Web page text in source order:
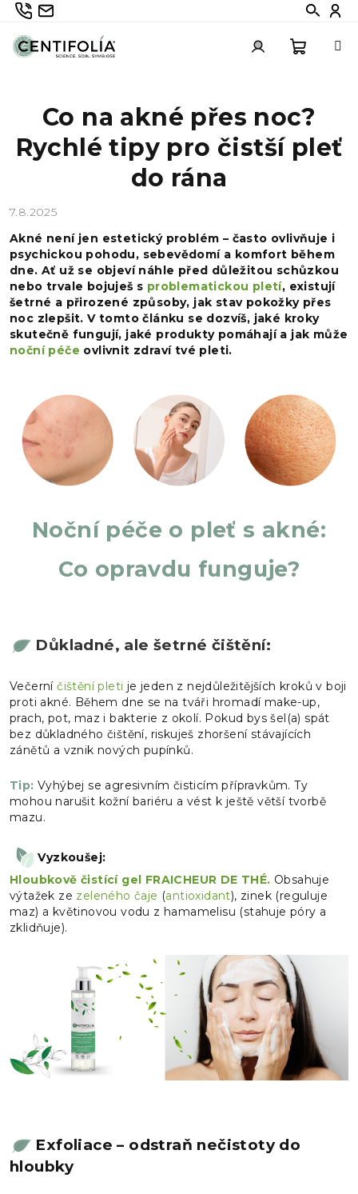
Přejít
obsah
735 336 882
info@centifolia.cz Hledat
košík
Co na akné přes noc?
Rychlé tipy pro čistší pleť
do rána
7.8.2025
Akné není jen estetický problém – často ovlivňuje i
psychickou pohodu, sebevědomí a komfort během
dne. Ať už se objeví náhle před důležitou schůzkou
nebo trvale bojuješ s problematickou pletí, existují
šetrné a přirozené způsoby, jak stav pokožky přes
noc zlepšit. V tomto článku se dozvíš, jaké kroky
skutečně fungují, jaké produkty pomáhají a jak může
noční péče ovlivnit zdraví tvé pleti.
Noční péče o pleť s akné:
Co opravdu funguje?
Důkladné, ale šetrné čištění:
Večerníčištění pleti je jeden z nejdůležitějších kroků v boji
proti akné. Během dne se na tváři hromadí make-up,
prach, pot, maz i bakterie z okolí. Pokud bys šel(a) spát
bez důkladného čištění, riskuješ zhoršení stávajících
zánětů a vznik nových pupínků.
Tip: Vyhýbej se agresivním čisticím přípravkům. Ty
mohou narušit kožní bariéru a vést k ještě větší tvorbě
mazu.
Vyzkoušej:
Hloubkově čistící gel FRAICHEUR DE THÉ. Obsahuje
výtažek ze zeleného čaje (antioxidant), zinek (reguluje
maz) a květinovou vodu z hamamelisu (stahuje póry a
zklidňuje).
Exfoliace – odstraň nečistoty do
hloubky